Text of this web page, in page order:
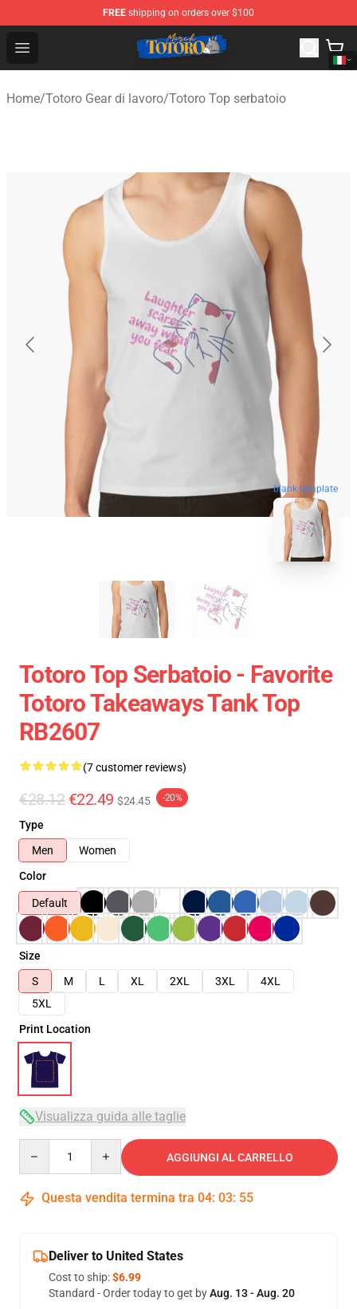
FREE shipping on orders over $100
Open menu
Totoro Store - Official Totoro Merchandise Shop
Home/Totoro Gear di lavoro/Totoro Top serbatoio
blank template
Totoro Top Serbatoio - Favorite
Totoro Takeaways Tank Top
RB2607
(7 customer reviews)
€28.12 €22.49 $24.45 -20%
Type
Men
Women
Color
Default
Size
S
M L XL 2XL 3XL
4XL
5XL
Print Location
Visualizza guida alle taglie
AGGIUNGI AL CARRELLO
Questa vendita termina tra 04: 03: 54
Deliver to United States
Cost to ship:$6.99
Standard - Order today to get byAug. 13 - Aug. 20